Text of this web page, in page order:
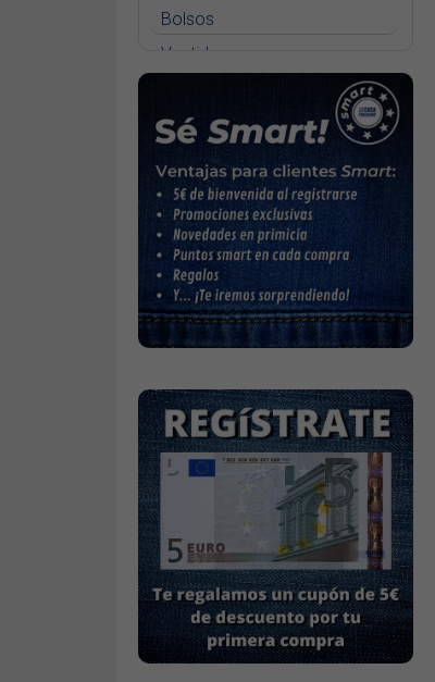
Only Blush medium waist flared
Only Sui slim
Bolsos
Vestidos
Jerséys
Chaquetas
Complementos
Cinturones
Bufandas y pañuelos
Calcetines
Calzado
Gabardina verano hombre
Pana mujer
Ropa interior